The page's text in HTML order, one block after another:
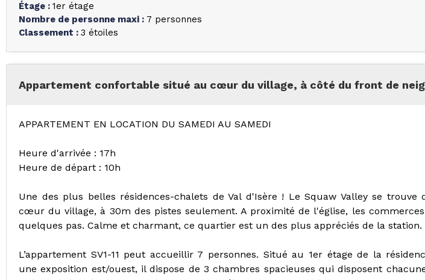
Étage : 1er étage
Nombre de personne maxi : 7 personnes
Classement : 3 étoiles
Appartement confortable situé au cœur du village, à côté du front de
APPARTEMENT EN LOCATION DU SAMEDI AU SAMEDI
Heure d'arrivée : 17h
Heure de départ : 10h
Une des plus belles résidences-chalets de Val d'Isère ! Le Squaw Valley se trouve
cœur du village, à 30m des pistes seulement. A proximité de l'église, les
quelques pas. Calme et charmant, ce quartier est un des plus appréciés de la station.
L’appartement SV1-11 peut accueillir 7 personnes. Situé au 1er étage de la
une exposition est/ouest, il dispose de 3 chambres spacieuses qui disposent